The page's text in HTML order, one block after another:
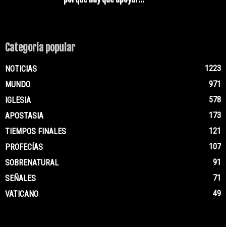
Categoría popular
NOTICIAS
1223
MUNDO
971
IGLESIA
578
APOSTASIA
173
TIEMPOS FINALES
121
PROFECÍAS
107
SOBRENATURAL
91
SEÑALES
71
VATICANO
49